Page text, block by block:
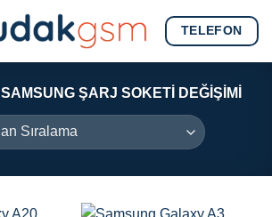
TELEFON
SAMSUNG ŞARJ SOKETI DEĞIŞIMI